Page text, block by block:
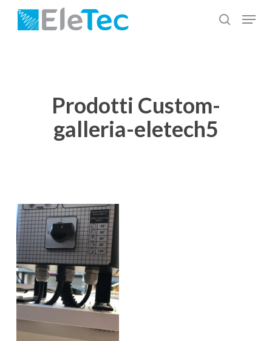
Salta
cerca
Menu
Prodotti Custom-
galleria-eletech5